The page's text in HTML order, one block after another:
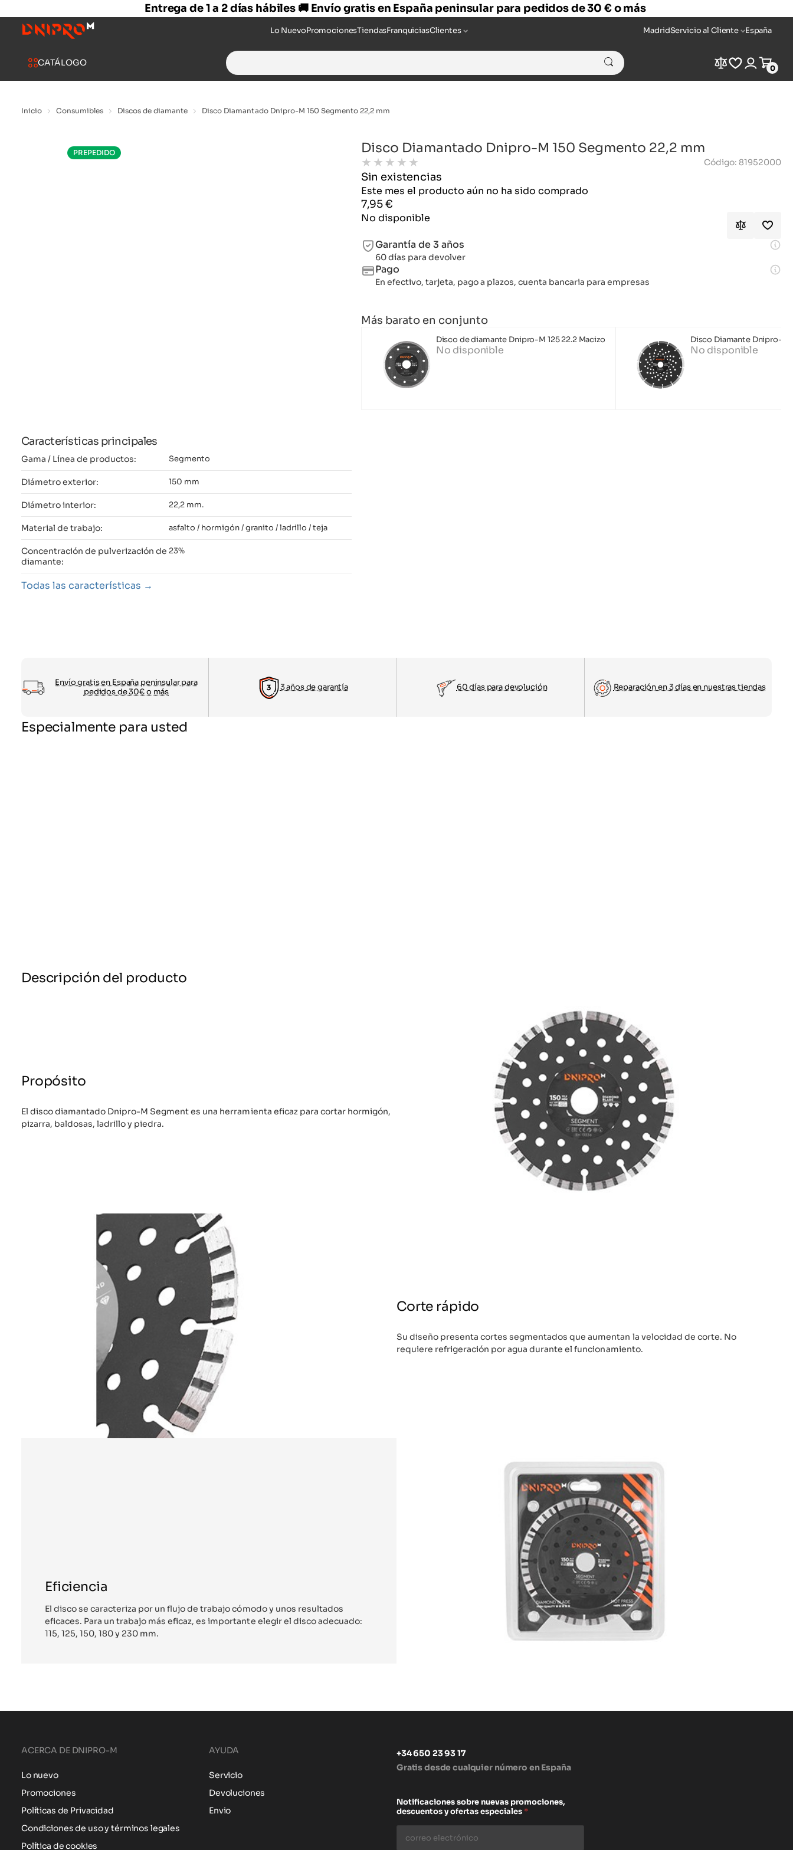
Entrega de 1 a 2 días hábiles 🚚 Envío gratis en España peninsular para pedidos de 30 € o más
Lo NuevoPromocionesTiendasFranquiciasClientes MadridServicio al Cliente España
CATÁLOGO
Search
for:
Compare
Wishlist
Login
Cart
0
Inicio Consumibles Discos de diamante Disco Diamantado Dnipro-M 150 Segmento 22,2 mm
PREPEDIDO
Características principales
Gama / Línea de productos: Segmento
Diámetro exterior: 150 mm
Diámetro interior: 22,2 mm.
Material de trabajo: asfalto / hormigón / granito / ladrillo / teja
Concentración de pulverización de
diamante:
23%
Todas las características
Disco Diamantado Dnipro-M 150 Segmento 22,2 mm
★ ★ ★ ★ ★ Código: 81952000
Sin existencias
Este mes el producto aún no ha sido comprado
7,95€
No disponible
Garantía de 3 años
60 días para devolver
Pago
En efectivo, tarjeta, pago a plazos, cuenta bancaria para empresas
Más barato en conjunto
Disco de diamante Dnipro-M 125 22.2 Macizo
No disponible
Disco Diamante Dnipro-M
No disponible
Envío gratis en España peninsular para
pedidos de 30€ o más
3 años de garantía 60 días para devolución Reparación en 3 días en nuestras tiendas
Especialmente para usted
Descripción del producto
Propósito
El disco diamantado Dnipro-M Segment es una herramienta eficaz para cortar hormigón,
pizarra, baldosas, ladrillo y piedra.
Corte rápido
Su diseño presenta cortes segmentados que aumentan la velocidad de corte. No
requiere refrigeración por agua durante el funcionamiento.
Eficiencia
El disco se caracteriza por un flujo de trabajo cómodo y unos resultados
eficaces. Para un trabajo más eficaz, es importante elegir el disco adecuado:
115, 125, 150, 180 y 230 mm.
ACERCA DE DNIPRO-M
Lo nuevo
Promociones
Políticas de Privacidad
Condiciones de uso y términos legales
Política de cookies
AYUDA
Servicio
Devoluciones
Envio
+34 650 23 93 17
Gratis desde cualquier número en España
Notificaciones sobre nuevas promociones,
descuentos y ofertas especiales*